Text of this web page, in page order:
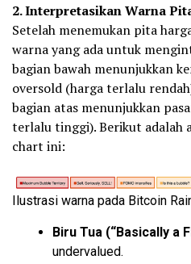
2. Interpretasikan Warna
Setelah menemukan pita
warna yang ada untuk
bagian bawah menunjukkan
oversold (harga terlalu
bagian atas menunjukkan
terlalu tinggi). Berikut adalah
chart ini:
Ilustrasi warna pada Bitcoin
Biru Tua (“Basically a
undervalued.